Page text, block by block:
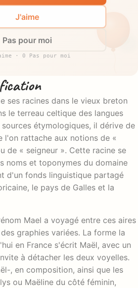
J'aime
Pas pour moi
· 0 Pas pour moi
ses racines dans le vieux breton
le terreau celtique des langues
étymologiques, il dérive de
l'on rattache aux notions de «
de « seigneur ». Cette racine se
noms et toponymes du domaine
d'un fonds linguistique partagé
le pays de Galles et la
Mael a voyagé entre ces aires
graphies variées. La forme la
en France s'écrit Maël, avec un
à détacher les deux voyelles.
, en composition, ainsi que les
ou Maëline du côté féminin,